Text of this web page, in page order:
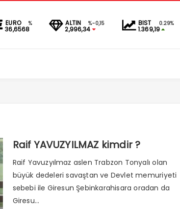
EURO %
36,6568
ALTIN %-0,15
2,996,34
BIST 0.29%
1.369,19
Raif YAVUZYILMAZ kimdir ?
Raif Yavuzyılmaz aslen Trabzon Tonyalı olan
büyük dedeleri savaştan ve Devlet memuriyeti
sebebi ile Giresun Şebinkarahisara oradan da
Giresu...